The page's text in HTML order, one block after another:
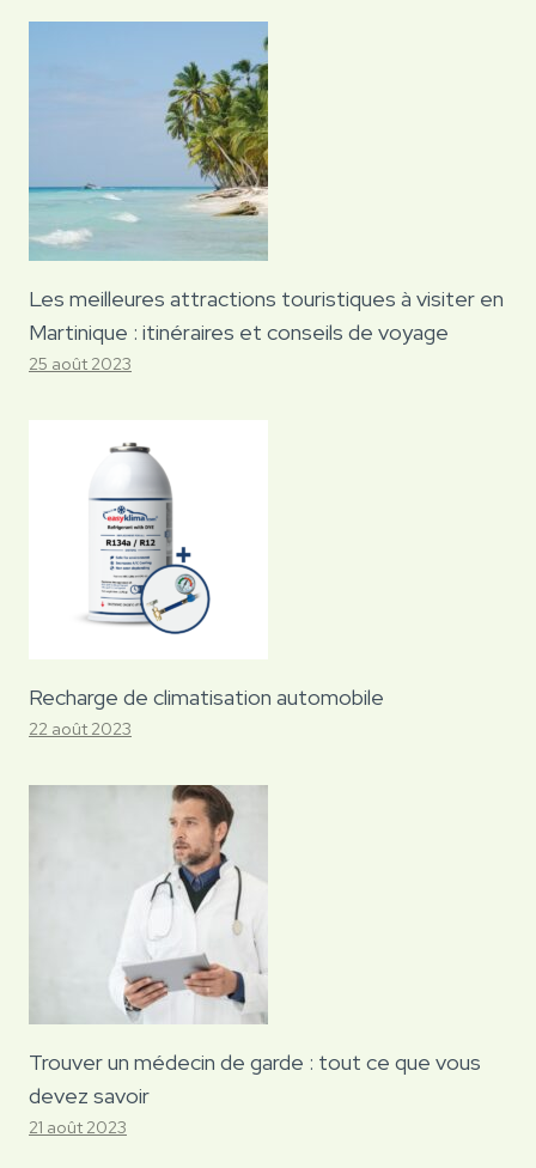
Les meilleures attractions touristiques à visiter en
Martinique : itinéraires et conseils de voyage
25 août 2023
Recharge de climatisation automobile
22 août 2023
Trouver un médecin de garde : tout ce que vous
devez savoir
21 août 2023